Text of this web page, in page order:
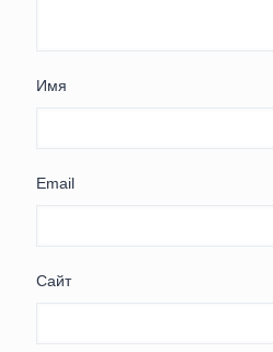
Имя
Email
Сайт